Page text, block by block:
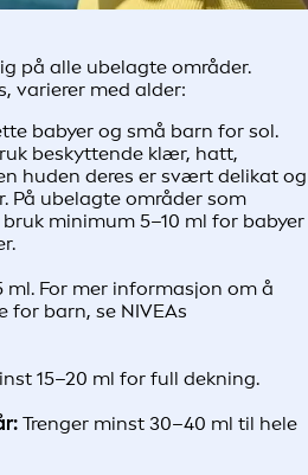
på alle ubelagte områder.
varierer med alder:
babyer og små barn for sol.
beskyttende klær, hatt,
huden deres er svært delikat og
På ubelagte områder som
minimum 5–10 ml for babyer
ml. For mer informasjon om å
for barn, se NIVEAs
15–20 ml for full dekning.
Trenger minst 30–40 ml til hele